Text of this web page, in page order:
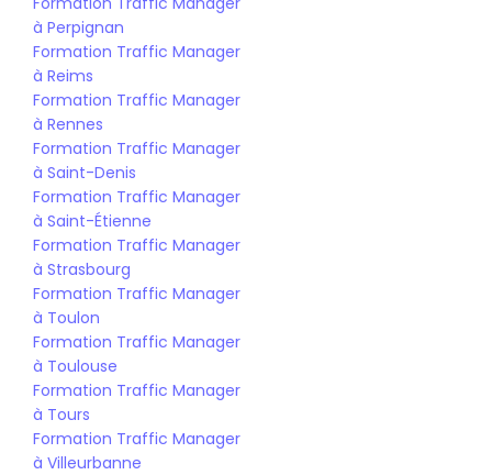
à Perpignan
Formation Traffic Manager
à Reims
Formation Traffic Manager
à Rennes
Formation Traffic Manager
à Saint-Denis
Formation Traffic Manager
à Saint-Étienne
Formation Traffic Manager
à Strasbourg
Formation Traffic Manager
à Toulon
Formation Traffic Manager
à Toulouse
Formation Traffic Manager
à Tours
Formation Traffic Manager
à Villeurbanne